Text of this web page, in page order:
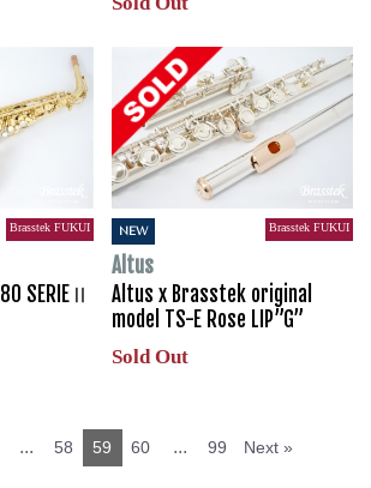
Brasstek FUKUI
SERIEⅡ
NEW Brasstek FUKUI
Altus
Altus x Brasstek original
model TS-E Rose LIP”G”
Sold Out
... 58 59 60 ... 99 Next »